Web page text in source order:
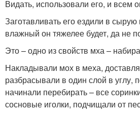
Видать, использовали его, и
Заготавливать его ездили в сырую
влажный он тяжелее будет, да не
Это – одно из свойств мха –
Накладывали мох в меха,
разбрасывали в один слой в углу,
начинали перебирать – все
сосновые иголки, подчищали от